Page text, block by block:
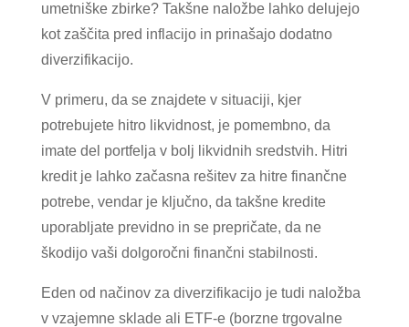
umetniške zbirke? Takšne naložbe lahko delujejo
kot zaščita pred inflacijo in prinašajo dodatno
diverzifikacijo.
V primeru, da se znajdete v situaciji, kjer
potrebujete hitro likvidnost, je pomembno, da
imate del portfelja v bolj likvidnih sredstvih. Hitri
kredit je lahko začasna rešitev za hitre finančne
potrebe, vendar je ključno, da takšne kredite
uporabljate previdno in se prepričate, da ne
škodijo vaši dolgoročni finančni stabilnosti.
Eden od načinov za diverzifikacijo je tudi naložba
v vzajemne sklade ali ETF-e (borzne trgovalne